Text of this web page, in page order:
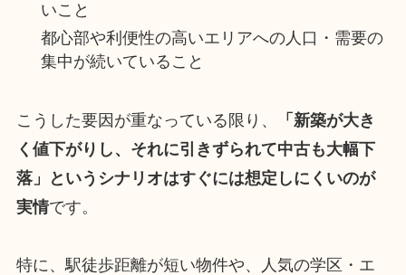
いこと
都心部や利便性の高いエリアへの人口・需要の
集中が続いていること
こうした要因が重なっている限り、
「新築が大き
く値下がりし、それに引きずられて中古も大幅下
落」というシナリオはすぐには想定しにくいのが
実情です。
特に、駅徒歩距離が短い物件や、人気の学区・エ